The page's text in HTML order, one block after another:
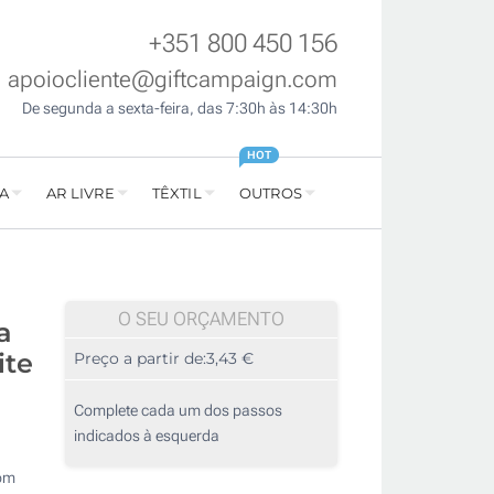
+351 800 450 156
apoiocliente@giftcampaign.com
De segunda a sexta-feira, das 7:30h às 14:30h
AR LIVRE TÊXTIL OUTROS
HOT
O SEU ORÇAMENTO
Preço a partir de:3,43 €
Complete cada um dos passos
indicados à esquerda